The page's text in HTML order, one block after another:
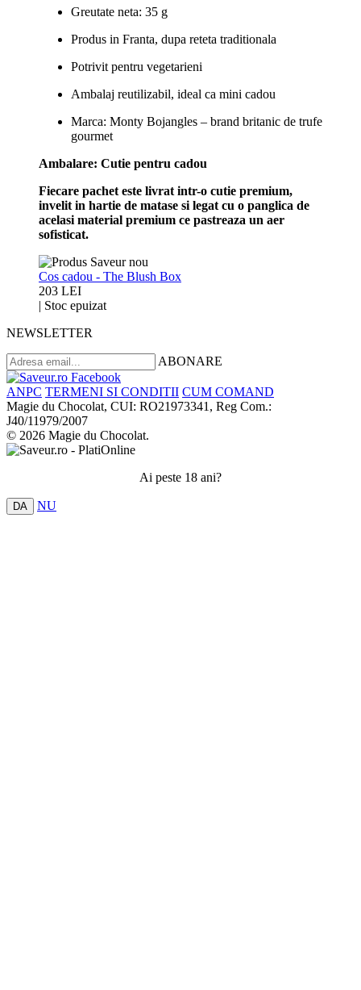
Greutate neta: 35 g
Produs in Franta, dupa reteta traditionala
Potrivit pentru vegetarieni
Ambalaj reutilizabil, ideal ca mini cadou
Marca: Monty Bojangles – brand britanic de trufe
gourmet
Ambalare: Cutie pentru cadou
Fiecare pachet este livrat intr-o cutie premium,
invelit in hartie de matase si legat cu o panglica de
acelasi material premium ce pastreaza un aer
sofisticat.
Cos cadou - The Blush Box
203 LEI
| Stoc epuizat
NEWSLETTER
ABONARE
ANPC TERMENI SI CONDITII CUM COMAND
Magie du Chocolat, CUI: RO21973341, Reg Com.:
J40/11979/2007
© 2026 Magie du Chocolat.
Ai peste 18 ani?
DA NU